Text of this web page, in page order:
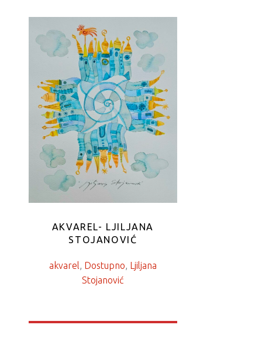
AKVAREL- LJILJANA
STOJANOVIĆ
akvarel Dostupno Ljiljana
Stojanović